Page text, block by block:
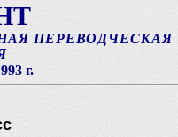
ПЕРЕВОДЧЕСКАЯ
г.